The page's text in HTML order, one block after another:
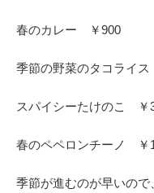
春のカレー ￥900
季節の野菜のタコライ
スパイシーたけのこ
春のペペロンチーノ ￥
季節が進むのが早いの